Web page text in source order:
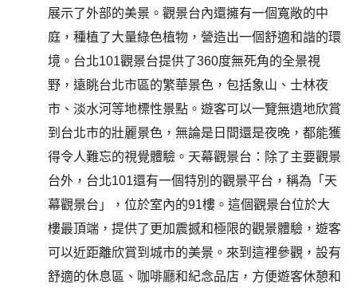
展示了外部的美景。觀景台內還擁有一個寬敞的中
庭，種植了大量綠色植物，營造出一個舒適和諧的環
境。台北101觀景台提供了360度無死角的全景視
野，遠眺台北市區的繁華景色，包括象山、士林夜
市、淡水河等地標性景點。遊客可以一覽無遺地欣賞
到台北市的壯麗景色，無論是日間還是夜晚，都能獲
得令人難忘的視覺體驗。天幕觀景台：除了主要觀景
台外，台北101還有一個特別的觀景平台，稱為「天
幕觀景台」，位於室內的91樓。這個觀景台位於大
樓最頂端，提供了更加震撼和極限的觀景體驗，遊客
可以近距離欣賞到城市的美景。來到這裡參觀，設有
舒適的休息區、咖啡廳和紀念品店，方便遊客休憩和